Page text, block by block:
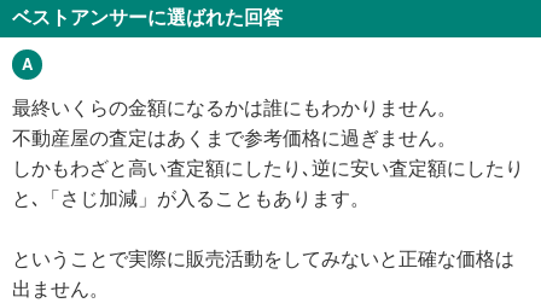
ベストアンサーに選ばれた回答
最終いくらの金額になるかは誰にもわかりません。
不動産屋の査定はあくまで参考価格に過ぎません。
しかもわざと高い査定額にしたり､逆に安い査定額にしたり
と､「さじ加減」が入ることもあります。
ということで実際に販売活動をしてみないと正確な価格は
出ません。